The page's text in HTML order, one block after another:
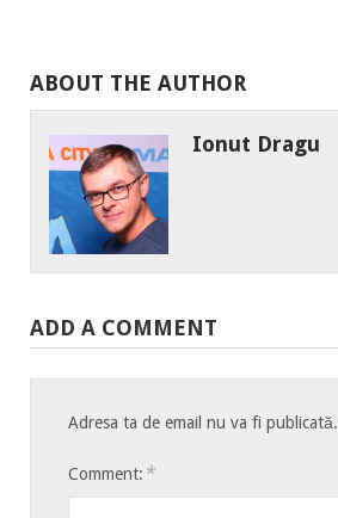
ABOUT THE AUTHOR
Ionut Dragu
ADD A COMMENT
Adresa ta de email nu va fi publicată.
Comment: *